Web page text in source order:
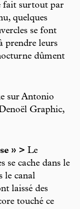
fait surtout par
quelques
se font
prendre leurs
dûment
sur Antonio
Graphic,
» > Le
se cache dans le
le canal
laissé des
touché ce